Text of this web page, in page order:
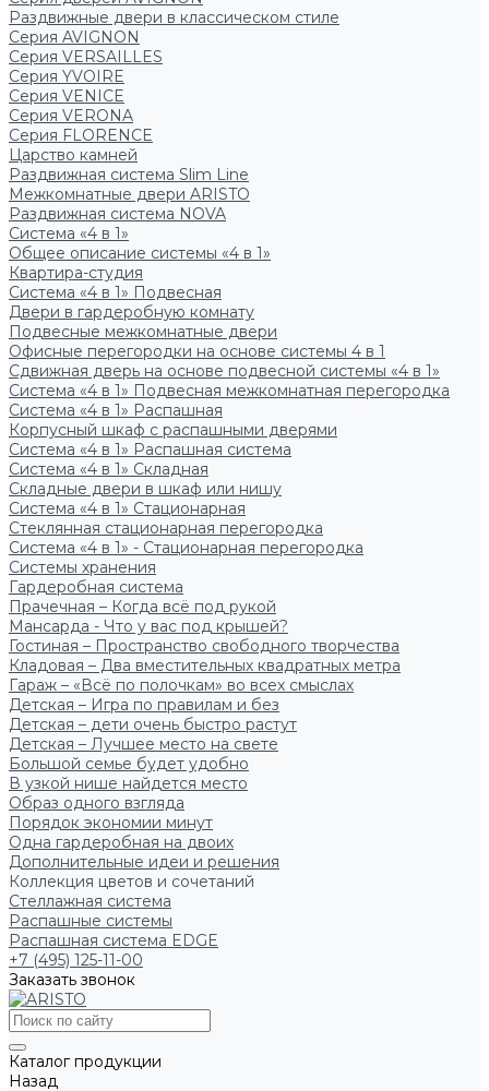
Раздвижные двери в классическом стиле
Серия AVIGNON
Серия VERSAILLES
Серия YVOIRE
Серия VENICE
Серия VERONA
Серия FLORENCE
Царство камней
Раздвижная система Slim Line
Межкомнатные двери ARISTO
Раздвижная система NOVA
Система «4 в 1»
Общее описание системы «4 в 1»
Квартира-студия
Система «4 в 1» Подвесная
Двери в гардеробную комнату
Подвесные межкомнатные двери
Офисные перегородки на основе системы 4 в 1
Сдвижная дверь на основе подвесной системы «4 в 1»
Система «4 в 1» Подвесная межкомнатная перегородка
Система «4 в 1» Распашная
Корпусный шкаф с распашными дверями
Система «4 в 1» Распашная система
Система «4 в 1» Складная
Складные двери в шкаф или нишу
Система «4 в 1» Стационарная
Стеклянная стационарная перегородка
Система «4 в 1» - Стационарная перегородка
Системы хранения
Гардеробная система
Прачечная – Когда всё под рукой
Мансарда - Что у вас под крышей?
Гостиная – Пространство свободного творчества
Кладовая – Два вместительных квадратных метра
Гараж – «Всё по полочкам» во всех смыслах
Детская – Игра по правилам и без
Детская – дети очень быстро растут
Детская – Лучшее место на свете
Большой семье будет удобно
В узкой нише найдется место
Образ одного взгляда
Порядок экономии минут
Одна гардеробная на двоих
Дополнительные идеи и решения
Коллекция цветов и сочетаний
Стеллажная система
Распашные системы
Распашная система EDGE
+7 (495) 125-11-00
Заказать звонок
Каталог продукции
Назад